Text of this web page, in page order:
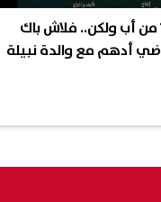
الحلقة 12 من أب ولكن.. فلاش باك
أدهم مع والدة نبيلة